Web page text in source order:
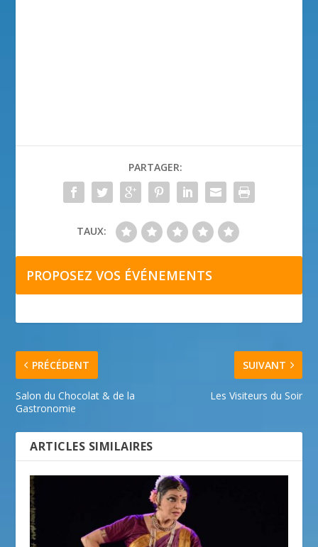
PARTAGER:
TAUX:
PROPOSEZ VOS ÉVÉNEMENTS
PRÉCÉDENT
Salon du Chocolat & de la
Gastronomie
SUIVANT
Les Visiteurs du Soir
ARTICLES SIMILAIRES